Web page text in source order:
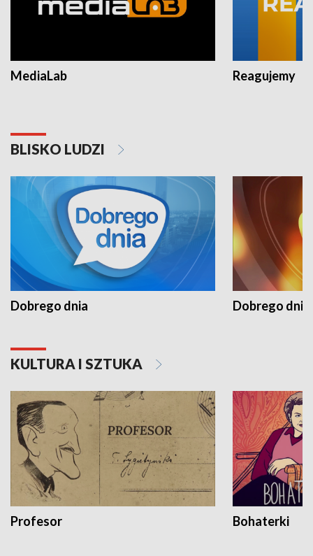
MediaLab Reagujemy
BLISKO LUDZI
Dobrego dnia Dobrego dnia
KULTURA I SZTUKA
Profesor Bohaterki